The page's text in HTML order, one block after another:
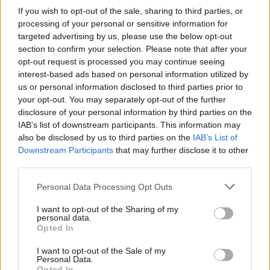
If you wish to opt-out of the sale, sharing to third parties, or
processing of your personal or sensitive information for
targeted advertising by us, please use the below opt-out
section to confirm your selection. Please note that after your
opt-out request is processed you may continue seeing
interest-based ads based on personal information utilized by
us or personal information disclosed to third parties prior to
your opt-out. You may separately opt-out of the further
disclosure of your personal information by third parties on the
IAB’s list of downstream participants. This information may
also be disclosed by us to third parties on the IAB’s List of
Downstream Participants that may further disclose it to other
Personal Data Processing Opt Outs
I want to opt-out of the Sharing of my
personal data.
Opted In
I want to opt-out of the Sale of my
Personal Data.
nuramino ar išgąsdino?
Laidos | 24/7
00:00:52
Savaitės pradžia su lietumi ir perkūnija: temperatūra
dar sieks 30 laipsnių
Žinios | Orai
Visi įrašai
Žiūrimiausi įrašai
vaiko gyvybių išgelbėti nepavyko